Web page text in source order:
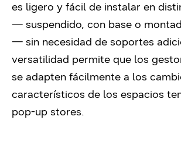
es ligero y fácil de instalar en
— suspendido, con base o
— sin necesidad de soportes
versatilidad permite que los
se adapten fácilmente a los
característicos de los espacios
pop-up stores.